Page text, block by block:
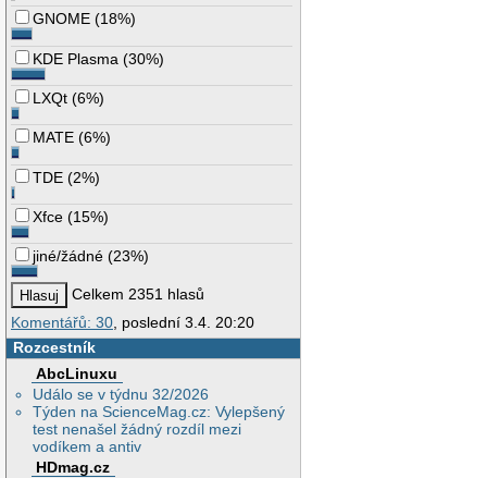
GNOME (18%)
KDE Plasma (30%)
LXQt (6%)
MATE (6%)
TDE (2%)
Xfce (15%)
jiné/žádné (23%)
Celkem 2351 hlasů
Komentářů: 30 , poslední 3.4. 20:20
Rozcestník
AbcLinuxu
Událo se v týdnu 32/2026
Týden na ScienceMag.cz: Vylepšený
test nenašel žádný rozdíl mezi
vodíkem a antiv
HDmag.cz